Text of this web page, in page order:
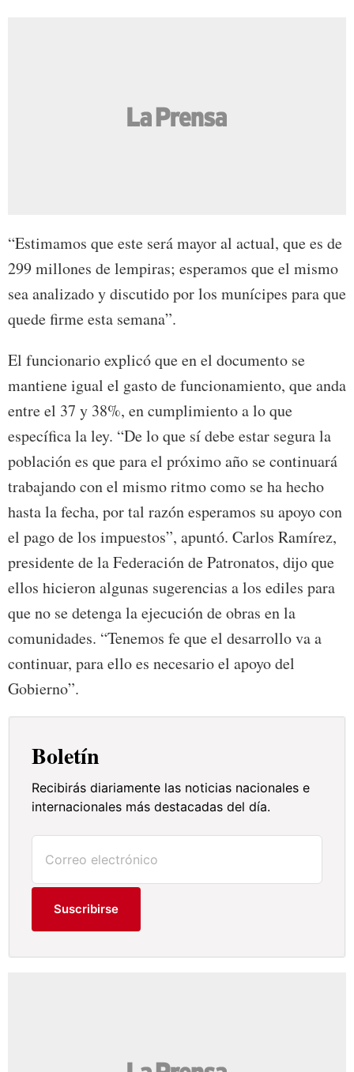
“Estimamos que este será mayor al actual, que es de
299 millones de lempiras; esperamos que el mismo
sea analizado y discutido por los munícipes para que
quede firme esta semana”.
El funcionario explicó que en el documento se
mantiene igual el gasto de funcionamiento, que anda
entre el 37 y 38%, en cumplimiento a lo que
específica la ley. “De lo que sí debe estar segura la
población es que para el próximo año se continuará
trabajando con el mismo ritmo como se ha hecho
hasta la fecha, por tal razón esperamos su apoyo con
el pago de los impuestos”, apuntó. Carlos Ramírez,
presidente de la Federación de Patronatos, dijo que
ellos hicieron algunas sugerencias a los ediles para
que no se detenga la ejecución de obras en la
comunidades. “Tenemos fe que el desarrollo va a
continuar, para ello es necesario el apoyo del
Gobierno”.
Boletín
Recibirás diariamente las noticias nacionales e
internacionales más destacadas del día.
Suscribirse